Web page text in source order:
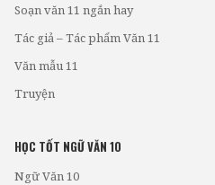
Soạn văn 11 ngắn hay
Tác giả – Tác phẩm Văn 11
Văn mẫu 11
Truyện
HỌC TỐT NGỮ VĂN 10
Ngữ Văn 10